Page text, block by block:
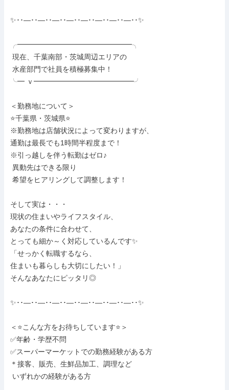
✨･･―･･―･･―･･―･･―･･―･･―･･―･･✨
╭━━━━━━━━━━━━━━━━╮
╰━ ｖ━━━━━━━━━━━━━━╯
＜勤務地について＞
⭐千葉県・茨城県⭐
※勤務地は店舗状況によって変わりますが、
通勤は最長でも1時間半程度まで！
※引っ越しを伴う転勤はゼロ♪
そして実は・・・
現状の住まいやライフスタイル、
あなたの条件に合わせて、
とっても細か～く対応しているんです✨
「せっかく転職するなら、
住まいも暮らしも大切にしたい！」
そんなあなたにピッタリ◎
✨･･―･･―･･―･･―･･―･･―･･―･･―･･✨
＜⭐こんな方をお待ちしています⭐＞
✅年齢・学歴不問
✅スーパーマーケットでの勤務経験がある方
＊接客、販売、生鮮品加工、調理など